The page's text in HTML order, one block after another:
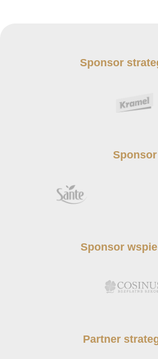
Sponsor
Sponsor
Sponsor
Partner